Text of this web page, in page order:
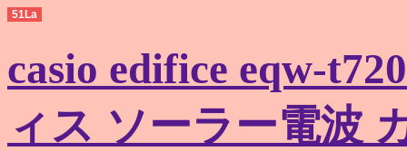
51La
casio edifice eqw-
ィス ソーラー電波